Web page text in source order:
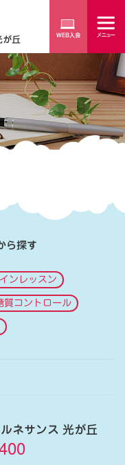
が丘
ら探す
ンレッスン
質コントロール
ネサンス 光が丘